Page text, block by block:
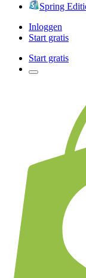
Spring
Inloggen
Start gratis
Start gratis